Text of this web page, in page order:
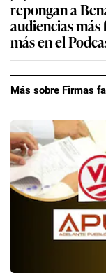
repongan a
audiencias
más en el
Más sobre Firmas